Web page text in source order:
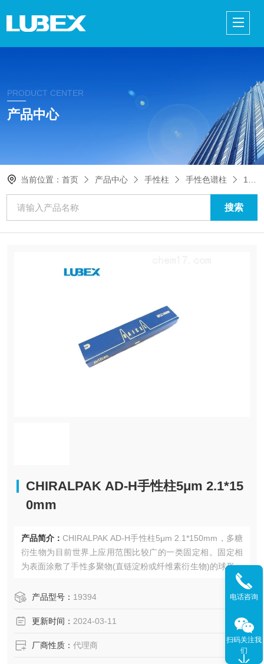
PRODUCT CENTER
产品中心
当前位置：首页 产品中心 手性柱 手性色谱柱 19394CHIRALPAK AD-H手性柱5μm 2.1*150mm
CHIRALPAK AD-H手性柱5μm 2.1*15
0mm
产品简介： CHIRALPAK AD-H手性柱5μm 2.1*150mm，多糖
衍生物为目前世界上应用范围比较广的一类固定相。固定相
为表面涂敷了手性多聚物(直链淀粉或纤维素衍生物)的球形硅
胶。由于是物理涂敷，请注意流动相的选择。手性填料有3μ
m、5yμm、 10μm规格。装有3μm填料的色谱柱比起装有5μ
产品型号： 19394
更新时间： 2024-03-11
厂商性质： 代理商
电话咨询
扫码关注我
们